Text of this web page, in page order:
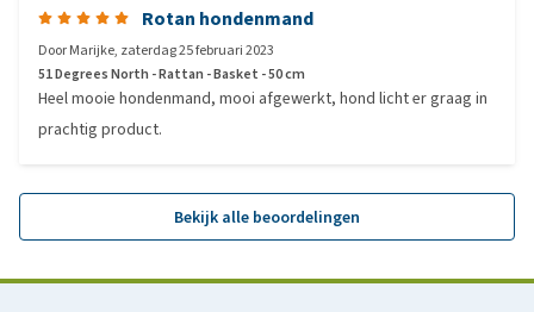
Rotan hondenmand
DoorMarijke, zaterdag 25 februari 2023
51 Degrees North - Rattan - Basket - 50 cm
Heel mooie hondenmand, mooi afgewerkt, hond licht er graag in
prachtig product.
Bekijk alle beoordelingen